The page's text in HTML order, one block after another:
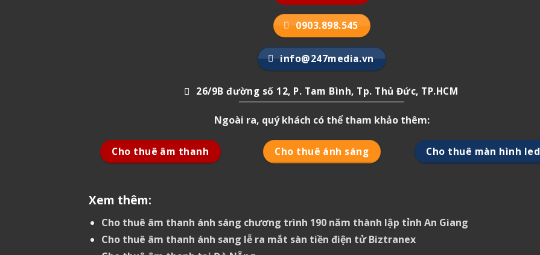
0903.898.545
info@247media.vn
26/9B đường số 12, P. Tam Bình, Tp. Thủ Đức, TP.HCM
Ngoài ra, quý khách có thể tham khảo thêm:
Cho thuê âm thanh Cho thuê ánh sáng Cho thuê màn hình led
Xem thêm:
Cho thuê âm thanh ánh sáng chương trình 190 năm thành lập tỉnh An Giang
Cho thuê âm thanh ánh sang lễ ra mắt sàn tiền điện tử Biztranex